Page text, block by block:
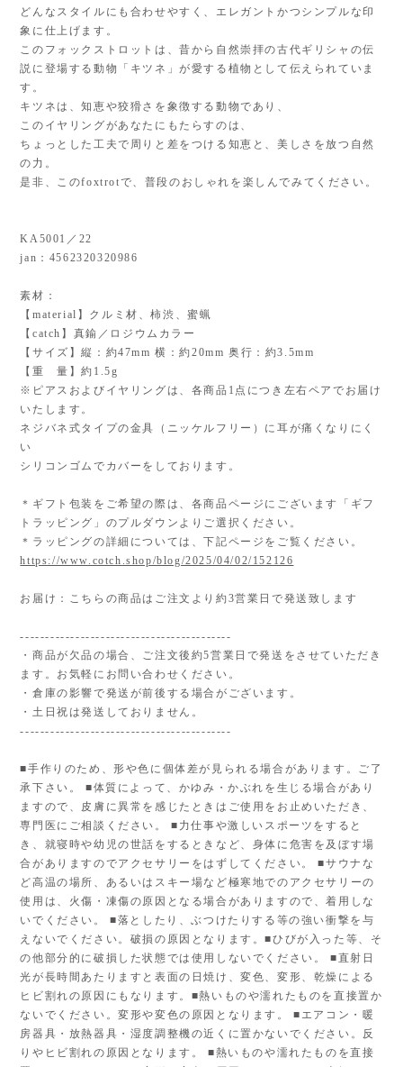
どんなスタイルにも合わせやすく、エレガントかつシンプルな印
象に仕上げます。
このフォックストロットは、昔から自然崇拝の古代ギリシャの伝
説に登場する動物「キツネ」が愛する植物として伝えられていま
す。
キツネは、知恵や狡猾さを象徴する動物であり、
このイヤリングがあなたにもたらすのは、
ちょっとした工夫で周りと差をつける知恵と、美しさを放つ自然
の力。
是非、このfoxtrotで、普段のおしゃれを楽しんでみてください。
KA5001／22
jan：4562320320986
素材：
【material】クルミ材、柿渋、蜜蝋
【catch】真鍮／ロジウムカラー
【サイズ】縦：約47mm 横：約20mm 奥行：約3.5mm
【重 量】約1.5g
※ピアスおよびイヤリングは、各商品1点につき左右ペアでお届け
いたします。
ネジバネ式タイプの金具（ニッケルフリー）に耳が痛くなりにく
い
シリコンゴムでカバーをしております。
＊ギフト包装をご希望の際は、各商品ページにございます「ギフ
トラッピング」のプルダウンよりご選択ください。
＊ラッピングの詳細については、下記ページをご覧ください。
https://www.cotch.shop/blog/2025/04/02/152126
お届け：こちらの商品はご注文より約3営業日で発送致します
------------------------------------------
・商品が欠品の場合、ご注文後約5営業日で発送をさせていただき
ます。お気軽にお問い合わせください。
・倉庫の影響で発送が前後する場合がございます。
・土日祝は発送しておりません。
------------------------------------------
■手作りのため、形や色に個体差が見られる場合があります。ご了
承下さい。 ■体質によって、かゆみ・かぶれを生じる場合があり
ますので、皮膚に異常を感じたときはご使用をお止めいただき、
専門医にご相談ください。 ■力仕事や激しいスポーツをすると
き、就寝時や幼児の世話をするときなど、身体に危害を及ぼす場
合がありますのでアクセサリーをはずしてください。 ■サウナな
ど高温の場所、あるいはスキー場など極寒地でのアクセサリーの
使用は、火傷・凍傷の原因となる場合がありますので、着用しな
いでください。 ■落としたり、ぶつけたりする等の強い衝撃を与
えないでください。破損の原因となります。■ひびが入った等、そ
の他部分的に破損した状態では使用しないでください。 ■直射日
光が長時間あたりますと表面の日焼け、変色、変形、乾燥による
ヒビ割れの原因にもなります。■熱いものや濡れたものを直接置か
ないでください。変形や変色の原因となります。 ■エアコン・暖
房器具・放熱器具・湿度調整機の近くに置かないでください。反
りやヒビ割れの原因となります。 ■熱いものや濡れたものを直接